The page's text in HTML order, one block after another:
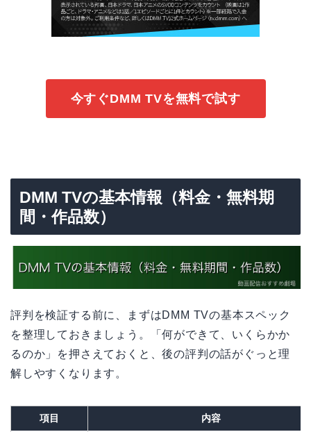
今すぐDMM TVを無料で試す
DMM TVの基本情報（料金・無料期
間・作品数）
評判を検証する前に、まずはDMM TVの基本スペック
を整理しておきましょう。「何ができて、いくらかか
るのか」を押さえておくと、後の評判の話がぐっと理
解しやすくなります。
項目 内容